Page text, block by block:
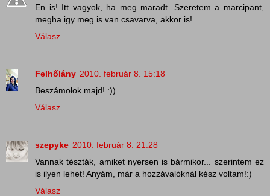
En is! Itt vagyok, ha meg maradt. Szeretem a marcipant,
megha igy meg is van csavarva, akkor is!
Válasz
Felhőlány 2010. február 8. 15:18
Beszámolok majd! :))
Válasz
szepyke 2010. február 8. 21:28
Vannak tészták, amiket nyersen is bármikor... szerintem ez
is ilyen lehet! Anyám, már a hozzávalóknál kész voltam!:)
Válasz